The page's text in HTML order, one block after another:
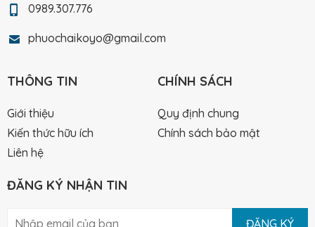
0989.307.776
phuochaikoyo@gmail.com
THÔNG TIN
Giới thiệu
Kiến thức hữu ích
Liên hệ
CHÍNH SÁCH
Quy định chung
Chính sách bảo mật
ĐĂNG KÝ NHẬN TIN
ĐĂNG KÝ